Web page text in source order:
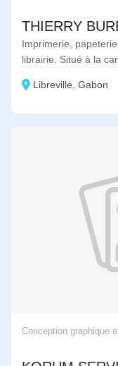
THIERRY
Imprimerie,
librairie. Situé à la
Libreville, Gabon
Conception graphique